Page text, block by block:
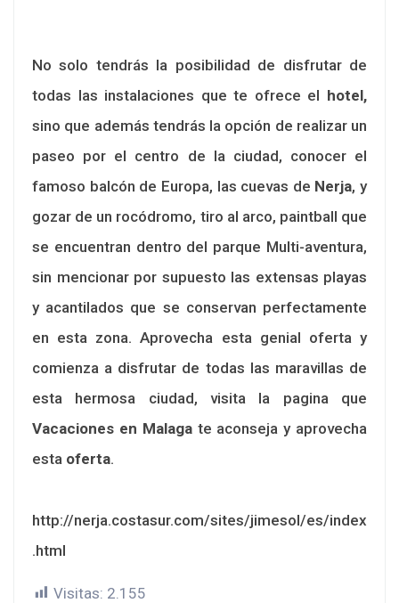
No solo tendrás la posibilidad de disfrutar de
todas las instalaciones que te ofrece el hotel,
sino que además tendrás la opción de realizar un
paseo por el centro de la ciudad, conocer el
famoso balcón de Europa, las cuevas de Nerja, y
gozar de un rocódromo, tiro al arco, paintball que
se encuentran dentro del parque Multi-aventura,
sin mencionar por supuesto las extensas playas
y acantilados que se conservan perfectamente
en esta zona. Aprovecha esta genial oferta y
comienza a disfrutar de todas las maravillas de
esta hermosa ciudad, visita la pagina que
Vacaciones en Malagate aconseja y aprovecha
esta oferta.
http://nerja.costasur.com/sites/jimesol/es/index
.html
Visitas: 2.155